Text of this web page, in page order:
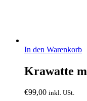
In den Warenkorb
Krawatte
€99,00 inkl. USt.